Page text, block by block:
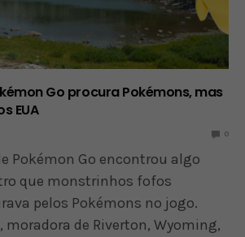
Go procura Pokémons, mas
EUA
0
Pokémon Go encontrou algo
que monstrinhos fofos
pelos Pokémons no jogo.
moradora de Riverton, Wyoming,